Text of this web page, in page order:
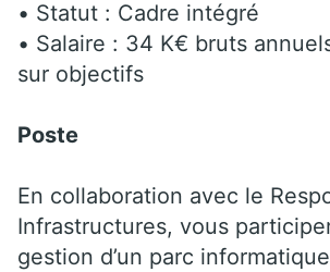
• Statut : Cadre intégré
• Salaire : 34 K€ bruts
sur objectifs
Poste
En collaboration avec le
Infrastructures, vous
gestion d’un parc informatique